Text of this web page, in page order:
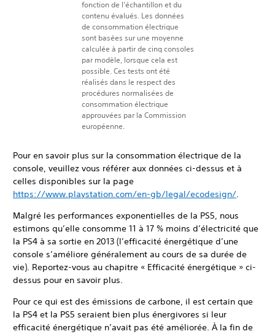
fonction de l’échantillon et du
contenu évalués. Les données
de consommation électrique
sont basées sur une moyenne
calculée à partir de cinq consoles
par modèle, lorsque cela est
possible. Ces tests ont été
réalisés dans le respect des
procédures normalisées de
consommation électrique
approuvées par la Commission
européenne.
Pour en savoir plus sur la consommation électrique de la
console, veuillez vous référer aux données ci-dessus et à
celles disponibles sur la page
https://www.playstation.com/en-gb/legal/ecodesign/.
Malgré les performances exponentielles de la PS5, nous
estimons qu’elle consomme 11 à 17 % moins d’électricité que
la PS4 à sa sortie en 2013 (l’efficacité énergétique d’une
console s’améliore généralement au cours de sa durée de
vie). Reportez-vous au chapitre « Efficacité énergétique » ci-
dessus pour en savoir plus.
Pour ce qui est des émissions de carbone, il est certain que
la PS4 et la PS5 seraient bien plus énergivores si leur
efficacité énergétique n’avait pas été améliorée. À la fin de